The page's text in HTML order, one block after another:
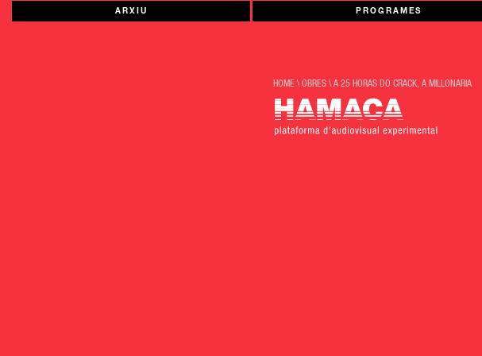
ARXIU PROGRAMES
HOME\OBRES\A 25 HORAS DO CRACK, A MILLONARIA